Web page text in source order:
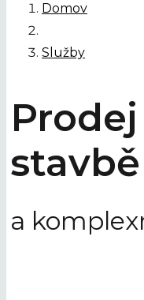
Domov
Služby
Prodej
stavbě
a